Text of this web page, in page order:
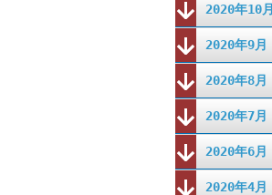
2020年10月
2020年9月
2020年8月
2020年7月
2020年6月
2020年4月